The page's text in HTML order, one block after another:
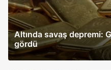
Altında savaş depremi:
gördü